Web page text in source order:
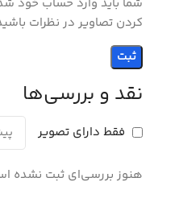
نقد و بررسی‌ها
فقط دارای تصویر
هنوز بررسی‌ای ثبت نشده
کردن تصاویر در نظرات